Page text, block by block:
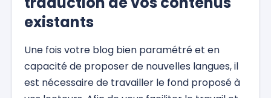
existants
Une fois votre blog bien paramétré et en
capacité de proposer de nouvelles langues, il
est nécessaire de travailler le fond proposé à